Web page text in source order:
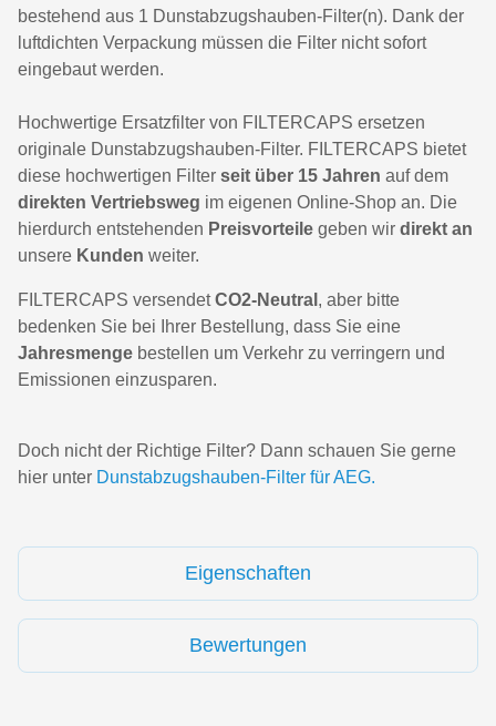
bestehend aus 1 Dunstabzugshauben-Filter(n). Dank der
luftdichten Verpackung müssen die Filter nicht sofort
eingebaut werden.
Hochwertige Ersatzfilter von FILTERCAPS ersetzen
originale Dunstabzugshauben-Filter. FILTERCAPS bietet
diese hochwertigen Filter seit über 15 Jahren auf dem
direkten Vertriebsweg im eigenen Online-Shop an. Die
hierdurch entstehenden Preisvorteile geben wir direkt an
unsere Kunden weiter.
FILTERCAPS versendetCO2-Neutral , aber bitte
bedenken Sie bei Ihrer Bestellung, dass Sie eine
Jahresmenge bestellen um Verkehr zu verringern und
Emissionen einzusparen.
Doch nicht der Richtige Filter? Dann schauen Sie gerne
hier unter Dunstabzugshauben-Filter für AEG.
Eigenschaften
Bewertungen